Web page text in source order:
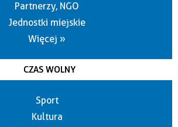
Partnerzy, NGO
Jednostki miejskie
Więcej »
CZAS WOLNY
Sport
Kultura